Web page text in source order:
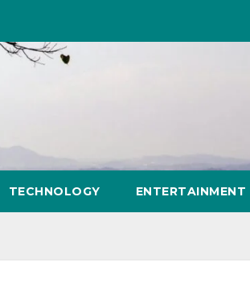
TECHNOLOGY ENTERTAINMENT